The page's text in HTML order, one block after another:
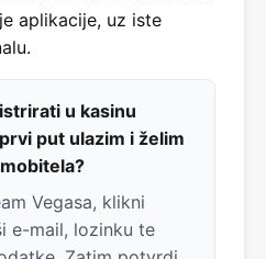
aplikacije, uz iste
u kasinu
put ulazim i želim
Vegasa, klikni
e-mail, lozinku te